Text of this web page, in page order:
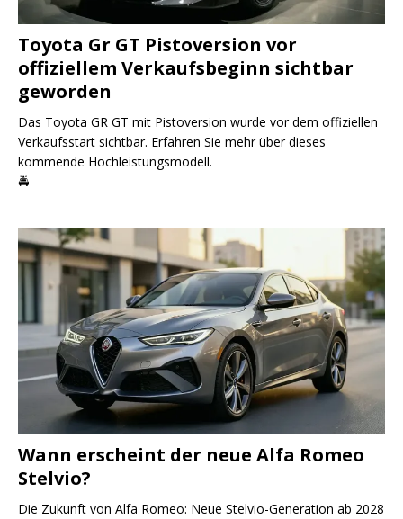
Toyota Gr GT Pistoversion vor
offiziellem Verkaufsbeginn sichtbar
geworden
Das Toyota GR GT mit Pistoversion wurde vor dem offiziellen
Verkaufsstart sichtbar. Erfahren Sie mehr über dieses
kommende Hochleistungsmodell.
🚔
Wann erscheint der neue Alfa Romeo
Stelvio?
Die Zukunft von Alfa Romeo: Neue Stelvio-Generation ab 2028